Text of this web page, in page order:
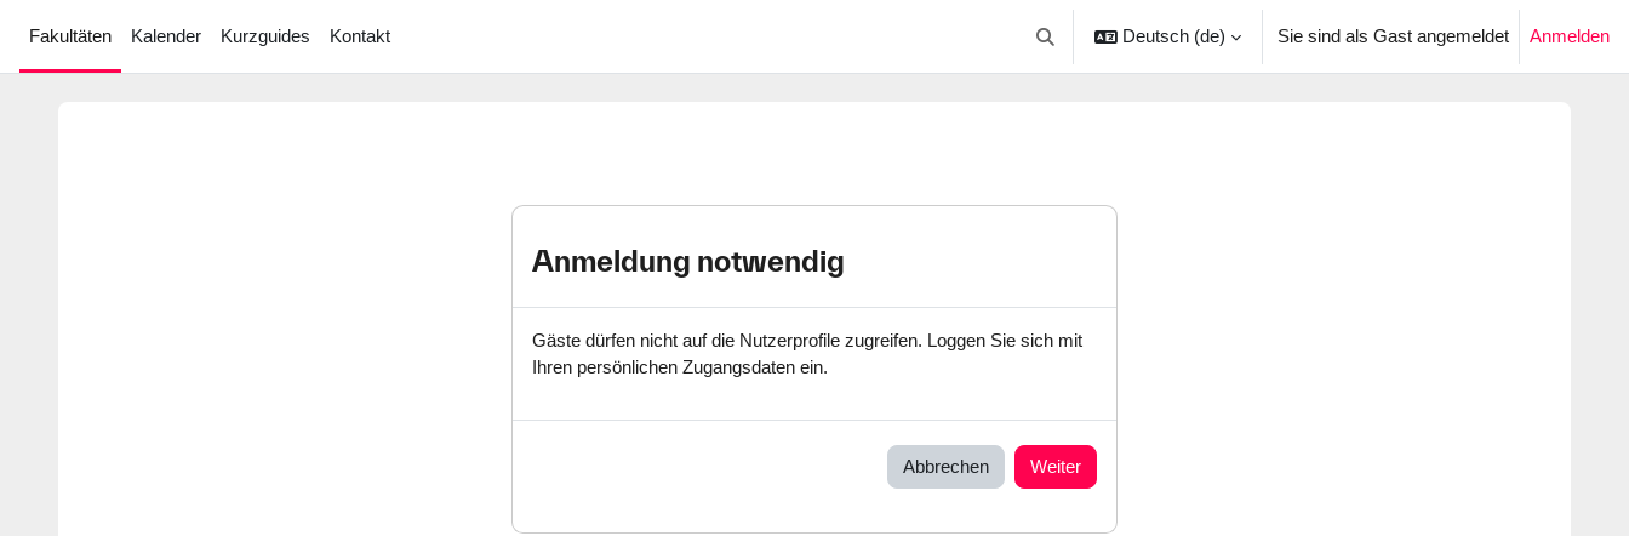
Fakultäten
Kalender Kurzguides Kontakt
Sucheingabe umschalten
Deutsch ‎(de)‎ Sie sind als Gast angemeldet Anmelden
Anmeldung notwendig
Gäste dürfen nicht auf die Nutzerprofile zugreifen. Loggen Sie sich mit
Ihren persönlichen Zugangsdaten ein.
Abbrechen Weiter